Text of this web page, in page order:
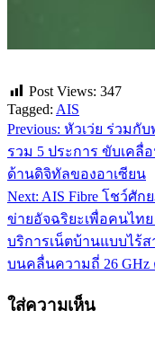
Post Views: 347
Tagged: AIS
แนะแนว
เรื่อง
Previous: หัวเว่ย ร่วมกั
รวม 5 ประการ ขับเคลื่
ด้านดิจิทัลของอาเซียน
Next: AIS Fibre โชว์ศั
ข่ายอัจฉริยะเพื่อคนไท
บริการเน็ตบ้านแบบไร้
บนคลื่นความถี่ 26 GHz
ใส่ความเห็น